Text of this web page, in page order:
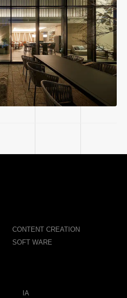
CONTENT CREATION
SOFT WARE
IA